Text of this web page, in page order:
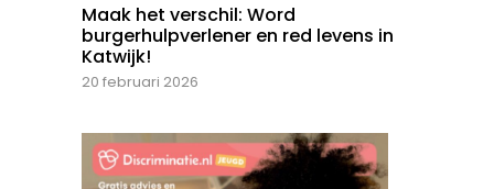
Maak het verschil: Word
burgerhulpverlener en red levens in
Katwijk!
20 februari 2026